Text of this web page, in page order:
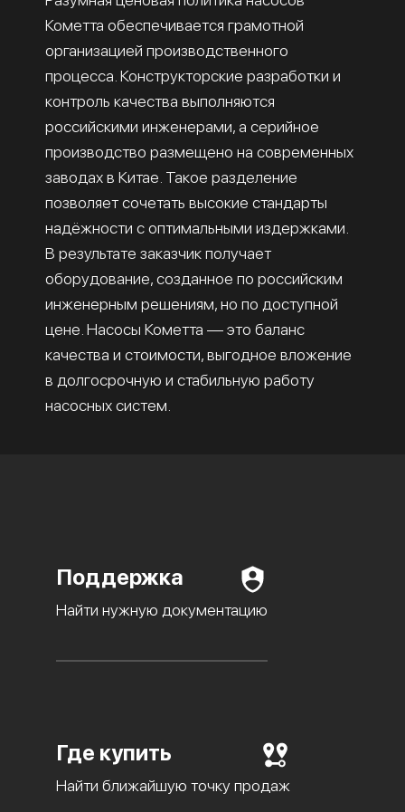
Кометта обеспечивается грамотной
организацией производственного
процесса. Конструкторские разработки и
контроль качества выполняются
российскими инженерами, а серийное
производство размещено на современных
заводах в Китае. Такое разделение
позволяет сочетать высокие стандарты
надёжности с оптимальными издержками.
В результате заказчик получает
оборудование, созданное по российским
инженерным решениям, но по доступной
цене. Насосы Кометта — это баланс
качества и стоимости, выгодное вложение
в долгосрочную и стабильную работу
насосных систем.
Поддержка
Найти нужную документацию
Где купить
Найти ближайшую точку продаж